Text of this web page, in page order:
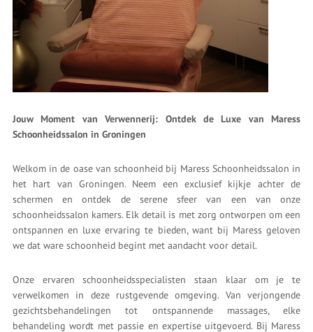
Jouw Moment van Verwennerij: Ontdek de Luxe van Maress
Schoonheidssalon in Groningen
Welkom in de oase van schoonheid bij Maress Schoonheidssalon in
het hart van Groningen. Neem een exclusief kijkje achter de
schermen en ontdek de serene sfeer van een van onze
schoonheidssalon kamers. Elk detail is met zorg ontworpen om een
ontspannen en luxe ervaring te bieden, want bij Maress geloven
we dat ware schoonheid begint met aandacht voor detail.
Onze ervaren schoonheidsspecialisten staan klaar om je te
verwelkomen in deze rustgevende omgeving. Van verjongende
gezichtsbehandelingen tot ontspannende massages, elke
behandeling wordt met passie en expertise uitgevoerd. Bij Maress